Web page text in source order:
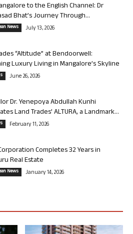
to the English Channel: Dr
Bhat’s Journey Through...
News July 13, 2026
“Altitude” at Bendoorwell:
Luxury Living in Mangalore’s Skyline
June 26, 2026
Dr. Yenepoya Abdullah Kunhi
Land Trades’ ALTURA, a Landmark...
February 11, 2026
Completes 32 Years in
Real Estate
News January 14, 2026